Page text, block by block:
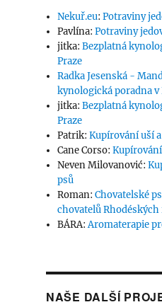
Nekuř.eu:Potraviny
Pavlína:Potraviny
jitka:Bezplatná
Praze
Radka Jesenská -
kynologická poradna v
jitka:Bezplatná
Praze
Patrik:Kupírování uší
Cane Corso:
Neven Milovanović:
psů
Roman:Chovatelské
chovatelů
BÁRA:Aromaterapie
NAŠE DALŠÍ